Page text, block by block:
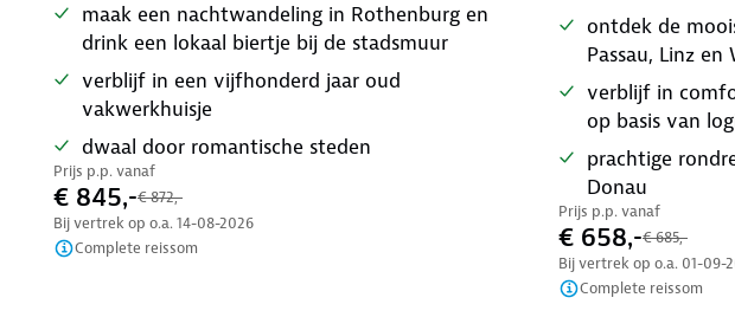
maak een nachtwandeling in Rothenburg en
drink een lokaal biertje bij de stadsmuur
verblijf in een vijfhonderd jaar oud
vakwerkhuisje
dwaal door romantische steden
Prijs p.p. vanaf
€ 845,-€ 872,-
Bij vertrek op o.a. 14-08-2026
Complete reissom
ontdek de
Passau, Linz en
verblijf in
op basis van
prachtige
Donau
Prijs p.p. vanaf
€ 658,-€ 685,-
Bij vertrek op o.a. 01-09-
Complete reissom